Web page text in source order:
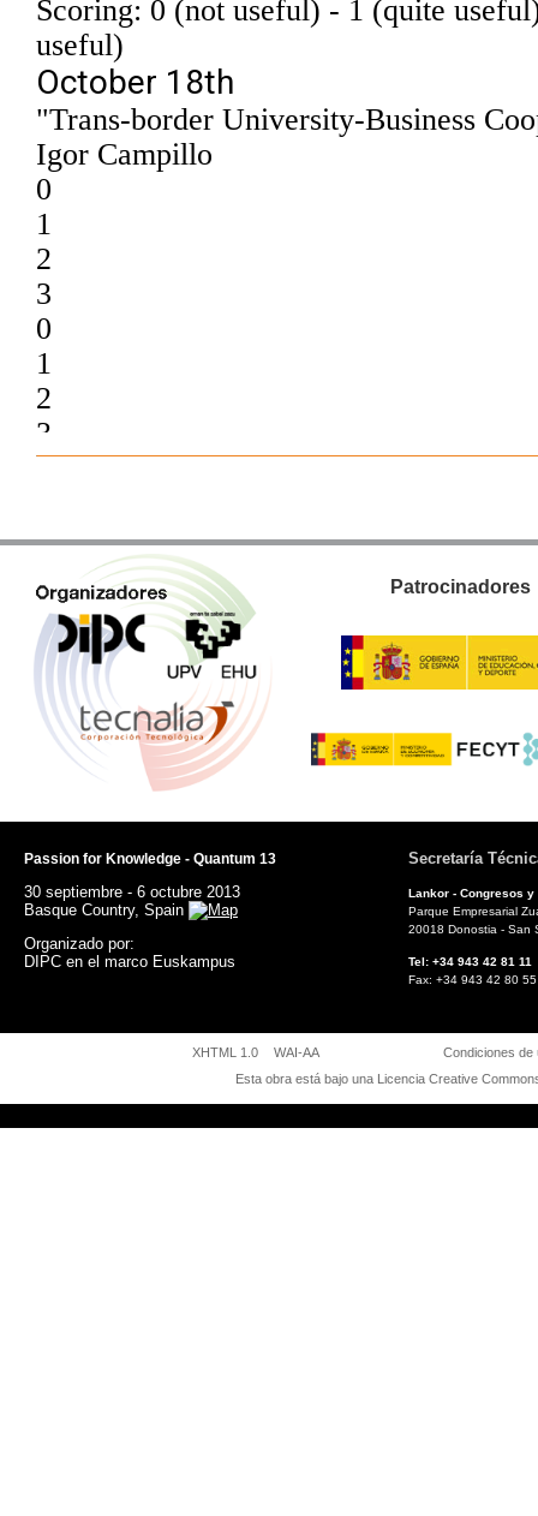
Patrocinadores
Passion for Knowledge - Quantum 13
30 septiembre - 6 octubre 2013
Basque Country, Spain
Organizado por:
DIPC en el marco Euskampus
Secretaría
Lankor - Congresos y
Parque Empresarial
20018 Donostia - San
Tel: +34 943 42
Fax: +34 943 42
XHTML 1.0 WAI-AA
Condiciones de
Esta obra está bajo una Licencia Creative